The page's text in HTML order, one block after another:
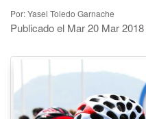
Por: Yasel Toledo Garnache
Publicado el Mar 20 Mar 2018